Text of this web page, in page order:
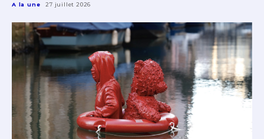
A la une 27 juillet 2026